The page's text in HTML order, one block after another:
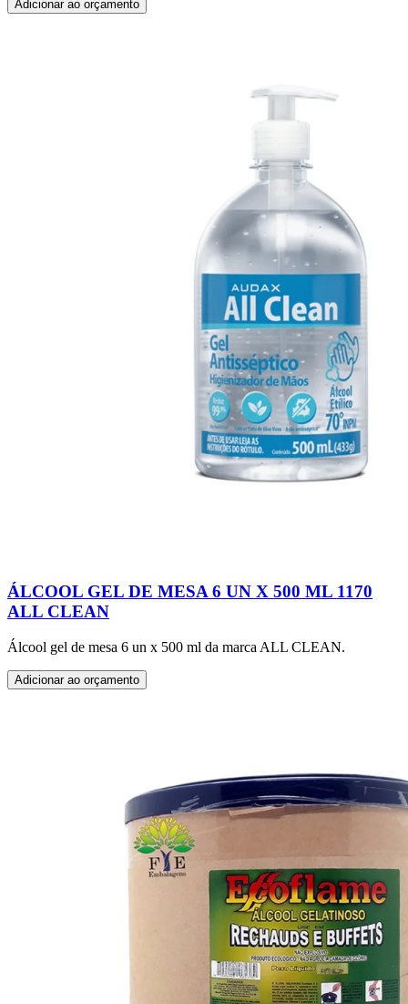
Adicionar ao orçamento
ÁLCOOL GEL DE MESA 6 UN X 500 ML 1170
ALL CLEAN
Álcool gel de mesa 6 un x 500 ml da marca ALL CLEAN.
Adicionar ao orçamento